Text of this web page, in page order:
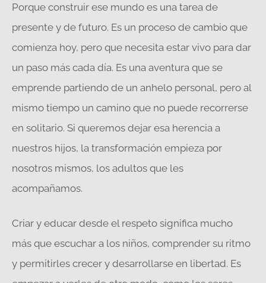
Porque construir ese mundo es una tarea de
presente y de futuro. Es un proceso de cambio que
comienza hoy, pero que necesita estar vivo para dar
un paso más cada día. Es una aventura que se
emprende partiendo de un anhelo personal, pero al
mismo tiempo un camino que no puede recorrerse
en solitario. Si queremos dejar esa herencia a
nuestros hijos, la transformación empieza por
nosotros mismos, los adultos que les
acompañamos.
Criar y educar desde el respeto significa mucho
más que escuchar a los niños, comprender su ritmo
y permitirles crecer y desarrollarse en libertad. Es